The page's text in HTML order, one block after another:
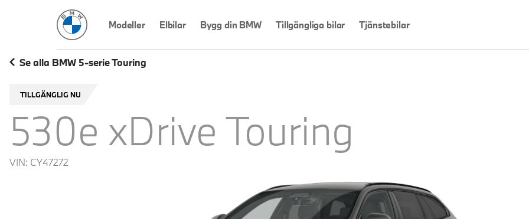
BMW Sverige
Modeller Elbilar Bygg din BMW Tillgängliga bilar Tjänstebilar
Se alla BMW 5-serie Touring
TILLGÄNGLIG NU
530e xDrive Touring
VIN: CY47272